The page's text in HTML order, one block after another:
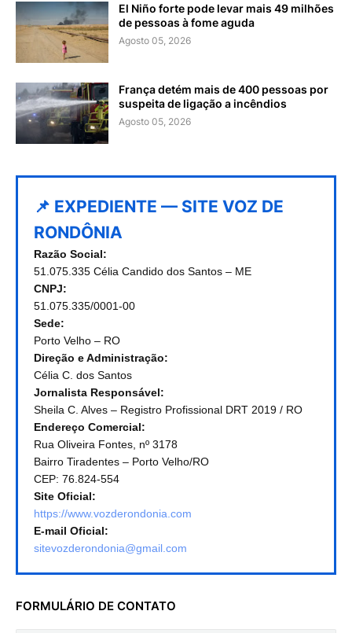
El Niño forte pode levar mais 49 milhões
de pessoas à fome aguda
Agosto 05, 2026
França detém mais de 400 pessoas por
suspeita de ligação a incêndios
Agosto 05, 2026
📌 EXPEDIENTE — SITE VOZ DE
RONDÔNIA
Razão Social:
51.075.335 Célia Candido dos Santos – ME
CNPJ:
51.075.335/0001-00
Sede:
Porto Velho – RO
Direção e Administração:
Célia C. dos Santos
Jornalista Responsável:
Sheila C. Alves – Registro Profissional DRT 2019 / RO
Endereço Comercial:
Rua Oliveira Fontes, nº 3178
Bairro Tiradentes – Porto Velho/RO
CEP: 76.824-554
Site Oficial:
https://www.vozderondonia.com
E-mail Oficial:
sitevozderondonia@gmail.com
FORMULÁRIO DE CONTATO